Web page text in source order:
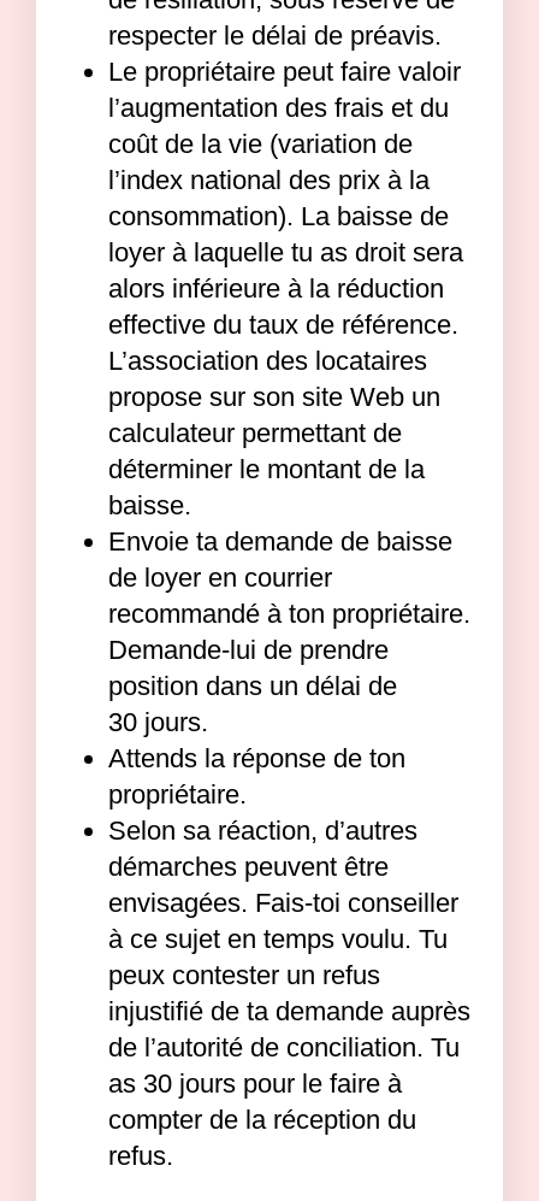
respecter le délai de préavis.
Le propriétaire peut faire valoir
l’augmentation des frais et du
coût de la vie (variation de
l’index national des prix à la
consommation). La baisse de
loyer à laquelle tu as droit sera
alors inférieure à la réduction
effective du taux de référence.
L’association des locataires
propose sur son site Web un
calculateur permettant de
déterminer le montant de la
baisse.
Envoie ta demande de baisse
de loyer en courrier
recommandé à ton propriétaire.
Demande-lui de prendre
position dans un délai de
30 jours.
Attends la réponse de ton
propriétaire.
Selon sa réaction, d’autres
démarches peuvent être
envisagées. Fais-toi conseiller
à ce sujet en temps voulu. Tu
peux contester un refus
injustifié de ta demande auprès
de l’autorité de conciliation. Tu
as 30 jours pour le faire à
compter de la réception du
refus.